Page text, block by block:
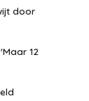
door
12